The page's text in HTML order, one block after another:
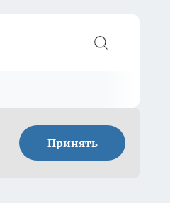
Принять